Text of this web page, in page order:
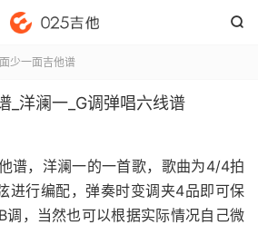

少一面吉他谱
_洋澜一_G调弹唱六线谱
谱，洋澜一的一首歌，歌曲为4/4拍
进行编配，弹奏时变调夹4品即可保
调，当然也可以根据实际情况自己微